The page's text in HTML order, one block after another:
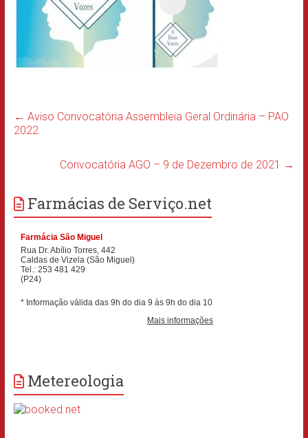
← Aviso Convocatória Assembleia Geral Ordinária – PAO
2022
Convocatória AGO – 9 de Dezembro de 2021 →
Farmácias de Serviço.net
Metereologia